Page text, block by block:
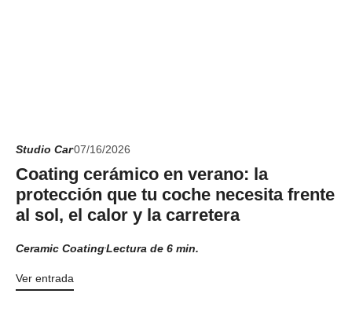
Studio Car07/16/2026
Coating cerámico en verano: la
protección que tu coche necesita frente
al sol, el calor y la carretera
Ceramic CoatingLectura de 6 min.
Ver entrada